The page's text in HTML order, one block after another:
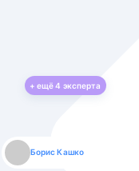
+ ещё4 эксперта
Борис Кашко
Юлия Изоитко
Александр Кулагин
Даниил Макаров
Екатерина Лазаренко